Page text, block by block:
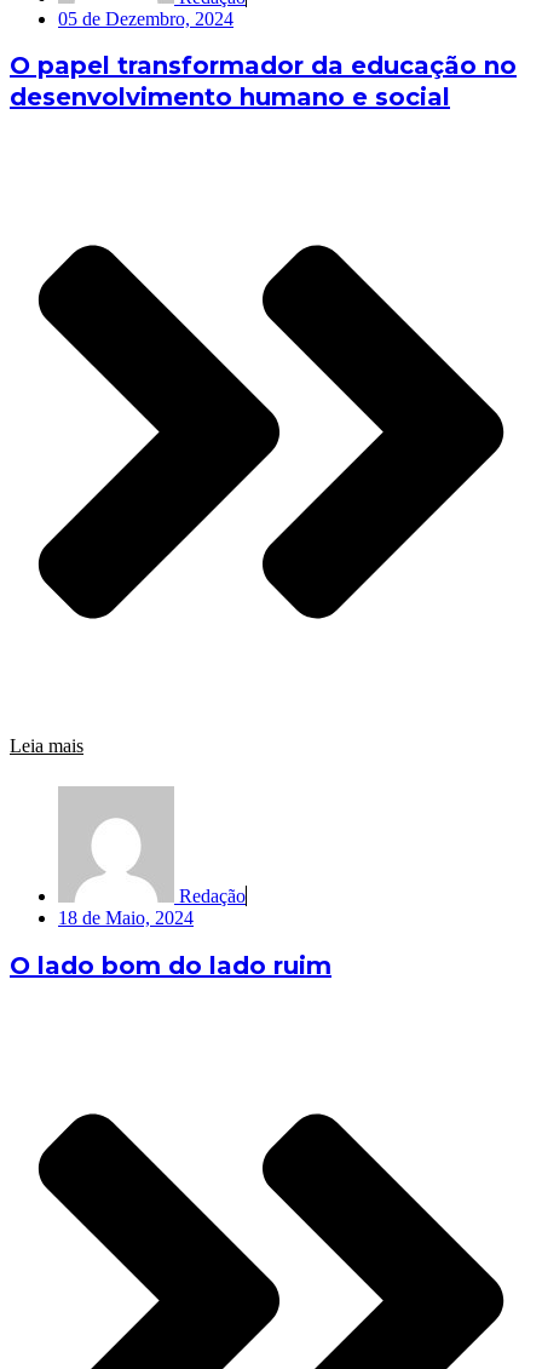
05 de Dezembro, 2024
O papel transformador da educação no
desenvolvimento humano e social
Leia mais
Redação
18 de Maio, 2024
O lado bom do lado ruim